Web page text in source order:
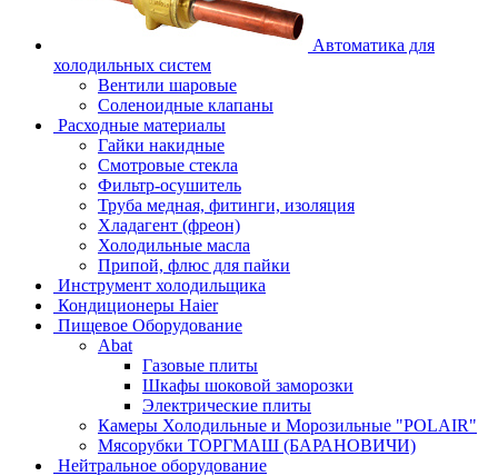
Автоматика для
холодильных систем
Вентили шаровые
Соленоидные клапаны
Расходные материалы
Гайки накидные
Смотровые стекла
Фильтр-осушитель
Труба медная, фитинги, изоляция
Хладагент (фреон)
Холодильные масла
Припой, флюс для пайки
Инструмент холодильщика
Кондиционеры Haier
Пищевое Оборудование
Abat
Газовые плиты
Шкафы шоковой заморозки
Электрические плиты
Камеры Холодильные и Морозильные "POLAIR"
Мясорубки ТОРГМАШ (БАРАНОВИЧИ)
Нейтральное оборудование